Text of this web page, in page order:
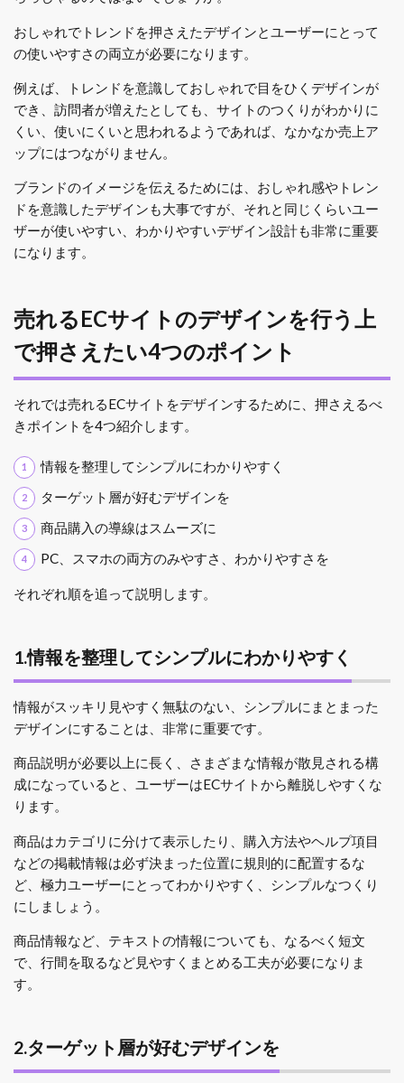
おしゃれでトレンドを押さえたデザインとユーザーにとって
の使いやすさの両立が必要になります。
例えば、トレンドを意識しておしゃれで目をひくデザインが
でき、訪問者が増えたとしても、サイトのつくりがわかりに
くい、使いにくいと思われるようであれば、なかなか売上ア
ップにはつながりません。
ブランドのイメージを伝えるためには、おしゃれ感やトレン
ドを意識したデザインも大事ですが、それと同じくらいユー
ザーが使いやすい、わかりやすいデザイン設計も非常に重要
になります。
売れるECサイトのデザインを行う上
で押さえたい4つのポイント
それでは売れるECサイトをデザインするために、押さえるべ
きポイントを4つ紹介します。
情報を整理してシンプルにわかりやすく
ターゲット層が好むデザインを
商品購入の導線はスムーズに
PC、スマホの両方のみやすさ、わかりやすさを
それぞれ順を追って説明します。
1.情報を整理してシンプルにわかりやすく
情報がスッキリ見やすく無駄のない、シンプルにまとまった
デザインにすることは、非常に重要です。
商品説明が必要以上に長く、さまざまな情報が散見される構
成になっていると、ユーザーはECサイトから離脱しやすくな
ります。
商品はカテゴリに分けて表示したり、購入方法やヘルプ項目
などの掲載情報は必ず決まった位置に規則的に配置するな
ど、極力ユーザーにとってわかりやすく、シンプルなつくり
にしましょう。
商品情報など、テキストの情報についても、なるべく短文
で、行間を取るなど見やすくまとめる工夫が必要になりま
す。
2.ターゲット層が好むデザインを